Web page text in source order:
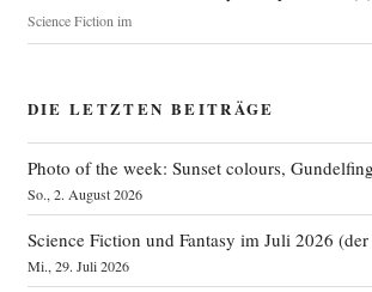
Science Fiction im
DIE LETZTEN BEITRÄGE
Photo of the week: Sunset colours,
So., 2. August 2026
Science Fiction und Fantasy im Juli 2026 (der
Mi., 29. Juli 2026